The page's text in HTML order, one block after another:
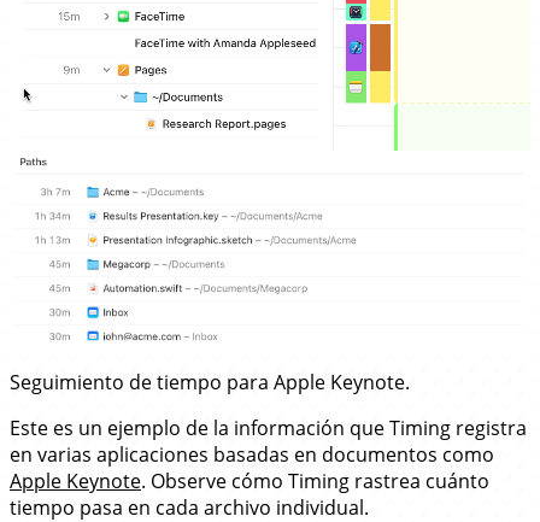
Seguimiento de tiempo para Apple Keynote.
Este es un ejemplo de la información que Timing registra
en varias aplicaciones basadas en documentos como
Apple Keynote. Observe cómo Timing rastrea cuánto
tiempo pasa en cada archivo individual.